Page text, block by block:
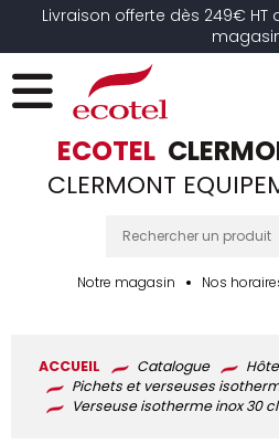
Livraison offerte dès 249€ HT
ECOTEL
CLERMONT
Notre magasin Nos
ACCUEIL Catalogue
Pichets et verseuses
Verseuse isotherme inox 30
Panneau de gestion des cookies